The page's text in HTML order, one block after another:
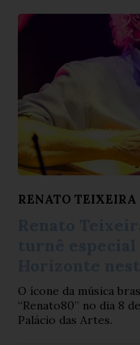
RENATO TEIXEIRA
O ícone da música
“Renato80” no dia 8
Palácio das Artes.